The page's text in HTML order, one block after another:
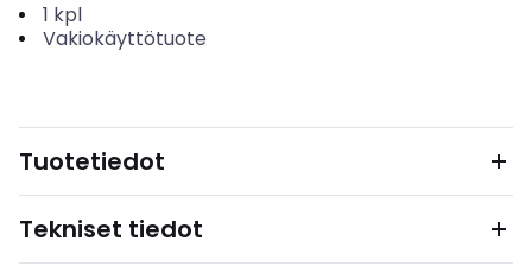
1 kpl
Vakiokäyttötuote
Tuotetiedot
Tekniset tiedot